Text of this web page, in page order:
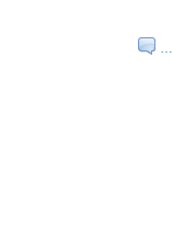
…